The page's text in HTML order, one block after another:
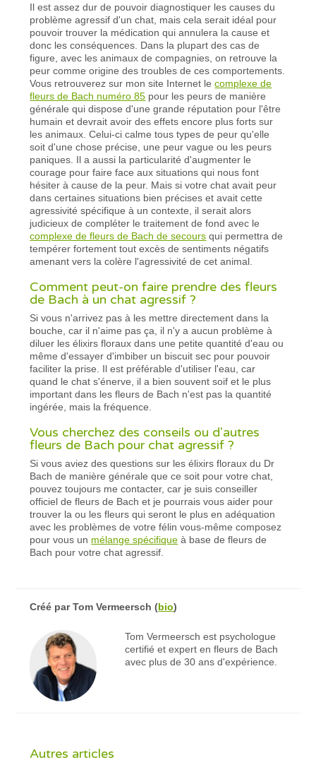
Il est assez dur de pouvoir diagnostiquer les causes du
problème agressif d'un chat, mais cela serait idéal pour
pouvoir trouver la médication qui annulera la cause et
donc les conséquences. Dans la plupart des cas de
figure, avec les animaux de compagnies, on retrouve la
peur comme origine des troubles de ces comportements.
Vous retrouverez sur mon site Internet lecomplexe de
fleurs de Bach numéro 85 pour les peurs de manière
générale qui dispose d'une grande réputation pour l'être
humain et devrait avoir des effets encore plus forts sur
les animaux. Celui-ci calme tous types de peur qu'elle
soit d'une chose précise, une peur vague ou les peurs
paniques. Il a aussi la particularité d'augmenter le
courage pour faire face aux situations qui nous font
hésiter à cause de la peur. Mais si votre chat avait peur
dans certaines situations bien précises et avait cette
agressivité spécifique à un contexte, il serait alors
judicieux de compléter le traitement de fond avec le
complexe de fleurs de Bach de secours qui permettra de
tempérer fortement tout excès de sentiments négatifs
amenant vers la colère l'agressivité de cet animal.
Comment peut-on faire prendre des fleurs
de Bach à un chat agressif ?
Si vous n'arrivez pas à les mettre directement dans la
bouche, car il n'aime pas ça, il n'y a aucun problème à
diluer les élixirs floraux dans une petite quantité d'eau ou
même d'essayer d'imbiber un biscuit sec pour pouvoir
faciliter la prise. Il est préférable d'utiliser l'eau, car
quand le chat s'énerve, il a bien souvent soif et le plus
important dans les fleurs de Bach n'est pas la quantité
ingérée, mais la fréquence.
Vous cherchez des conseils ou d'autres
fleurs de Bach pour chat agressif ?
Si vous aviez des questions sur les élixirs floraux du Dr
Bach de manière générale que ce soit pour votre chat,
pouvez toujours me contacter, car je suis conseiller
officiel de fleurs de Bach et je pourrais vous aider pour
trouver la ou les fleurs qui seront le plus en adéquation
avec les problèmes de votre félin vous-même composez
pour vous un mélange spécifique à base de fleurs de
Bach pour votre chat agressif.
Créé parTom Vermeersch (bio)
Tom Vermeersch est psychologue
certifié et expert en fleurs de Bach
avec plus de 30 ans d'expérience.
Autres articles